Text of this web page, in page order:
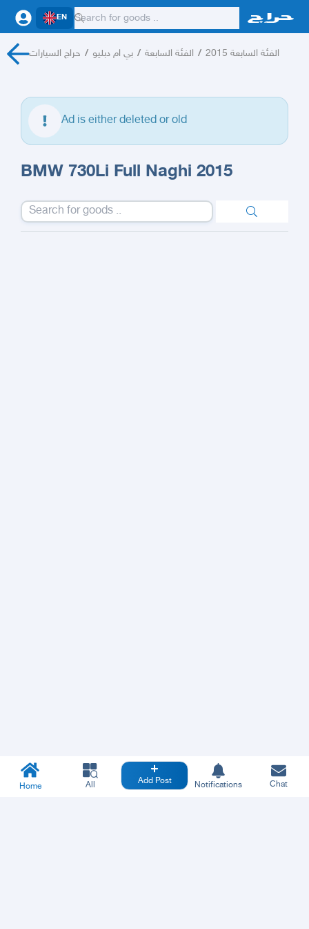
EN
حراج السيارات / بي ام دبليو / الفئة السابعة / الفئة السابعة 2015
Ad is either deleted or old
BMW 730Li Full Naghi 2015
Home All Add Post Notifications Chat